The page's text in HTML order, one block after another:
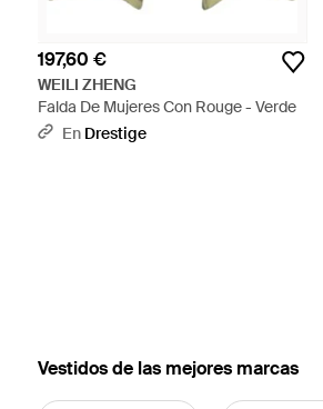
197,60 €
WEILI ZHENG
Falda De Mujeres Con Rouge - Verde
En Drestige
Vestidos de las mejores marcas